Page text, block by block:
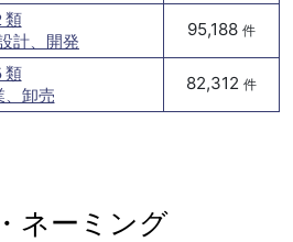
類
計、開発
95,188 件
類
、卸売
82,312 件
ネーミング